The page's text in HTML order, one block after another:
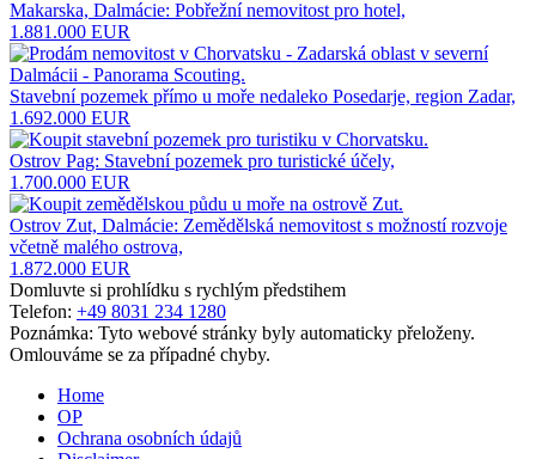
Makarska, Dalmácie: Pobřežní nemovitost pro hotel,
1.881.000 EUR
Stavební pozemek přímo u moře nedaleko Posedarje, region Zadar,
1.692.000 EUR
Ostrov Pag: Stavební pozemek pro turistické účely,
1.700.000 EUR
Ostrov Zut, Dalmácie: Zemědělská nemovitost s možností rozvoje
včetně malého ostrova,
1.872.000 EUR
Domluvte si prohlídku s rychlým předstihem
Telefon: +49 8031 234 1280
Poznámka: Tyto webové stránky byly automaticky přeloženy.
Omlouváme se za případné chyby.
Home
OP
Ochrana osobních údajů